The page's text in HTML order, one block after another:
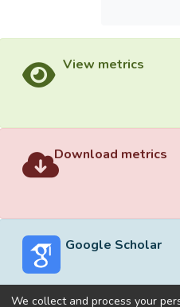
View metrics
Download metrics
Google Scholar
We collect and process your